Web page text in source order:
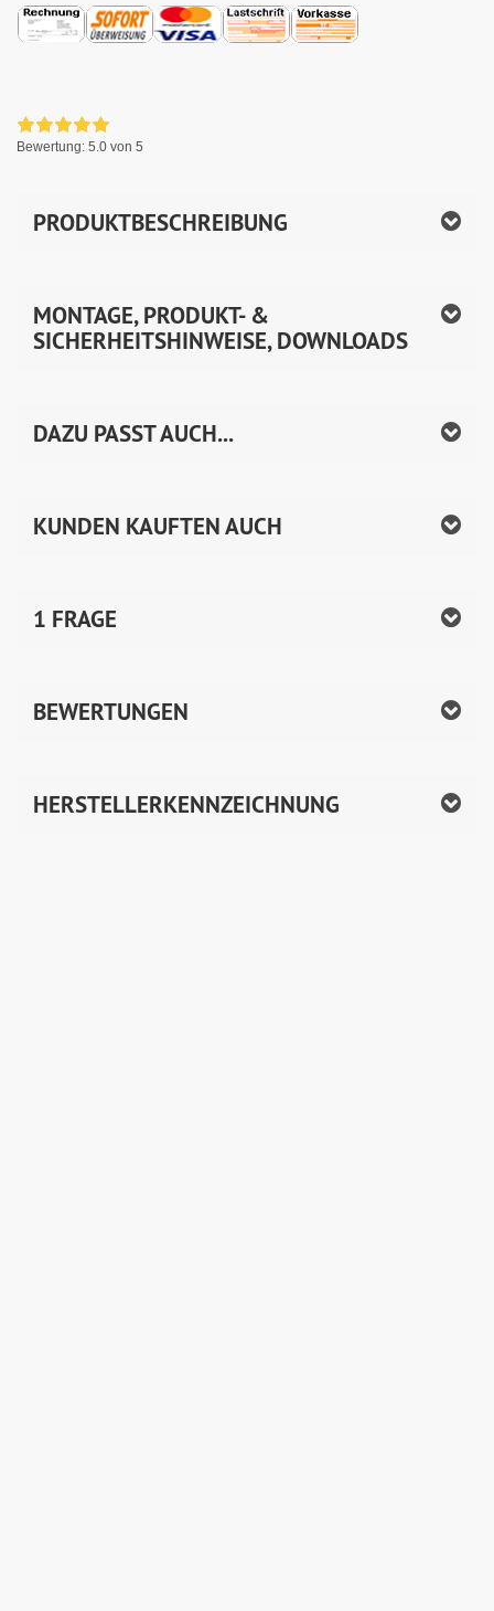
Bewertung: 5.0 von 5
PRODUKTBESCHREIBUNG
MONTAGE, PRODUKT- &
SICHERHEITSHINWEISE, DOWNLOADS
DAZU PASST AUCH...
KUNDEN KAUFTEN AUCH
1 FRAGE
BEWERTUNGEN
HERSTELLERKENNZEICHNUNG